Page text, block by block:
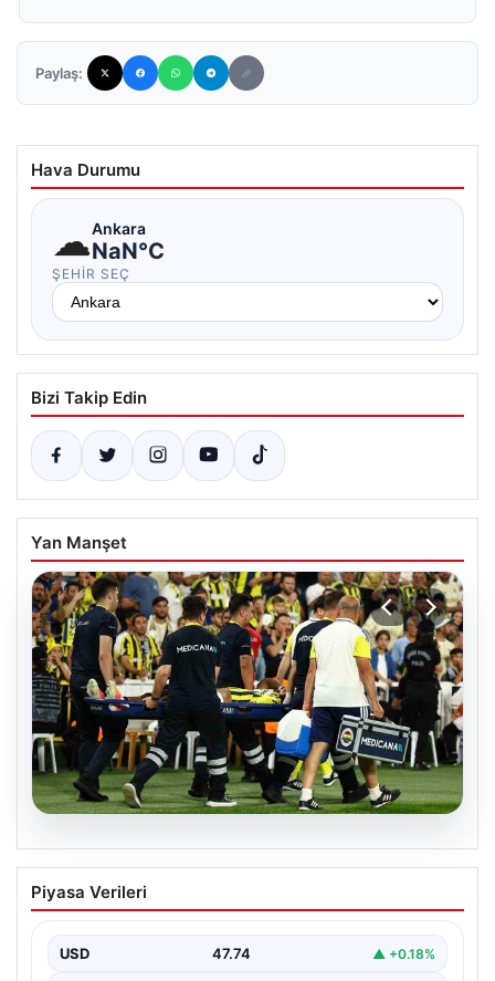
Paylaş:
Hava Durumu
☁Ankara
NaN°C
ŞEHIR SEÇ
Bizi Takip Edin
Yan Manşet
05.08.2026
Fenerbahçe’de Sturm Graz maçında
Oosterwolde’den kahreden haber!
Piyasa Verileri
USD 47.74 ▲ +0.18%